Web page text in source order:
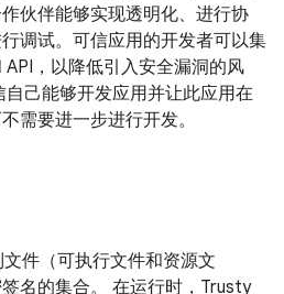
伙伴能够实现透明化、进行协
调试。可信应用的开发者可以集
，以降低引入安全漏洞的风
己能够开发应用并让此应用在
需要进一步进行开发。
件（可执行文件和资源文
名的集合。 在运行时，Trusty